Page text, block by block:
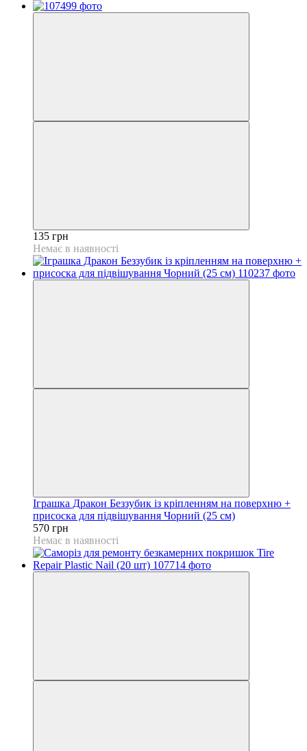
135 грн
Немає в наявності
Іграшка Дракон Беззубик із кріпленням на поверхню +
присоска для підвішування Чорний (25 см)
570 грн
Немає в наявності